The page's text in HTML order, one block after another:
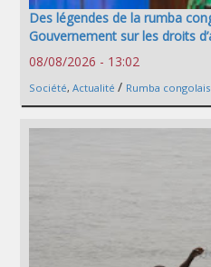
Des légendes de la rumba
Gouvernement sur les droits
08/08/2026 - 13:02
Société, Actualité / Rumba